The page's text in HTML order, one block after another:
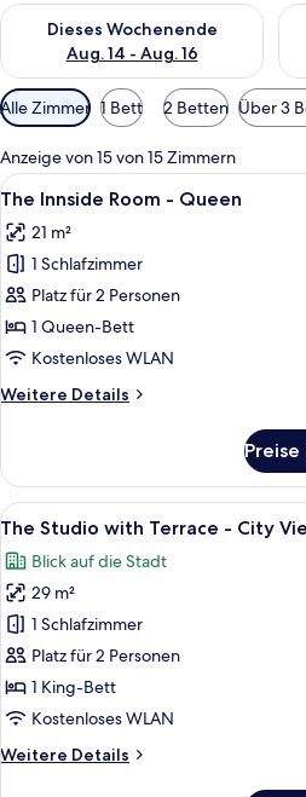
Dieses Wochenende
Aug. 14 - Aug. 16
Überprüfe die Verfügbarkeit für
Verfügbare
Filter
für
Zimmer
Alle Zimmer 1 Bett 2 Betten Über 3
Anzeige von 15 von 15 Zimmern
Alle
Fotos
für
The
Innside
Room
-
anzeigen
8
The Innside Room - Queen
21 m²
1 Schlafzimmer
Platz für 2 Personen
1 Queen-Bett
Kostenloses WLAN
Weitere Details
Weitere
Innside
Room
-
Alle
Fotos
für
The
Studio
with
Terrace
-
View
7
The Studio with Terrace - City
Blick auf die Stadt
29 m²
1 Schlafzimmer
Platz für 2 Personen
1 King-Bett
Kostenloses WLAN
Weitere Details
Weitere